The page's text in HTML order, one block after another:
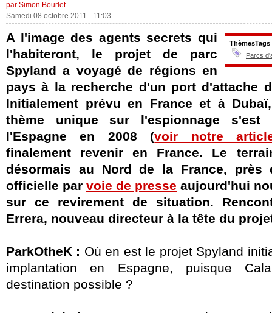
par Simon Bourlet
Samedi 08 octobre 2011 - 11:03
ThèmesTags
Parcs
A l'image des agents secrets qui
l'habiteront, le projet de parc
Spyland a voyagé de régions en
pays à la recherche d'un port d'attache
Initialement prévu en France et à
thème unique sur l'espionnage s'est
l'Espagne en 2008 (voir notre
finalement revenir en France. Le
désormais au Nord de la France, près
officielle par voie de presse aujourd'hui
sur ce revirement de situation.
Errera, nouveau directeur à la tête du
ParkOtheK : Où en est le projet Spyland
implantation en Espagne, puisque
destination possible ?